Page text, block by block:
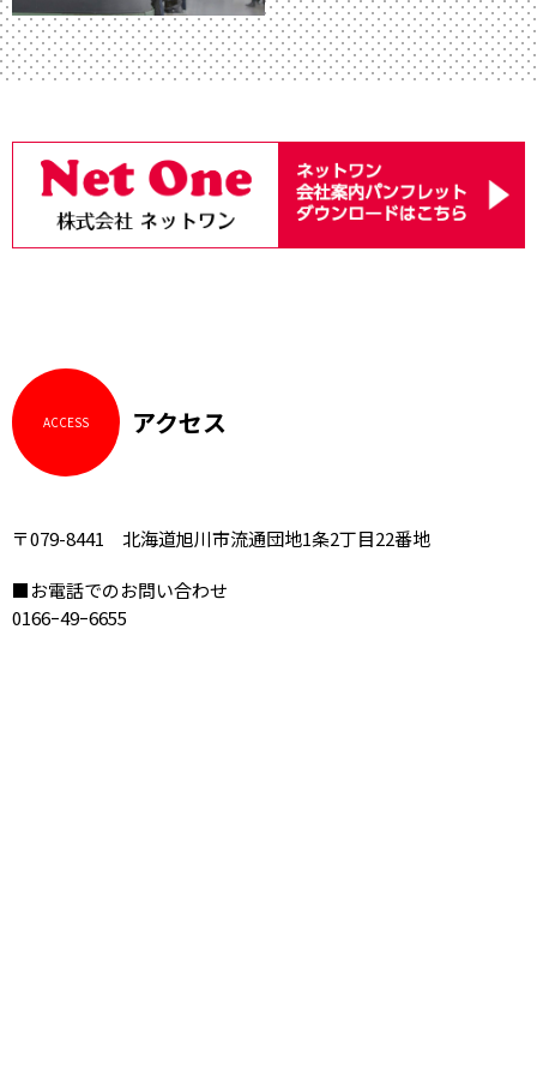
ACCESS アクセス
〒079-8441 北海道旭川市流通団地1条2丁目22番地
■お電話でのお問い合わせ
0166ｰ49ｰ6655